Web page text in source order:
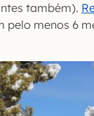
também).
pelo menos 6